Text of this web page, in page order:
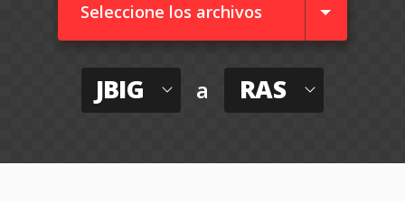
Seleccione los archivos
JBIG a RAS